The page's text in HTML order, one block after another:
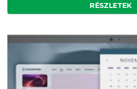
RÉSZLETEK